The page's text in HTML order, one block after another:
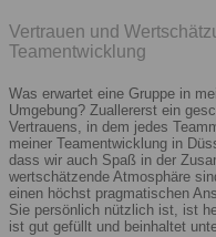
Vertrauen und
Teamentwicklung
Was erwartet eine Gruppe in
Umgebung? Zuallererst ein
Vertrauens, in dem jedes
meiner Teamentwicklung in
dass wir auch Spaß in der
wertschätzende Atmosphäre
einen höchst pragmatischen
Sie persönlich nützlich ist, ist
ist gut gefüllt und beinhaltet